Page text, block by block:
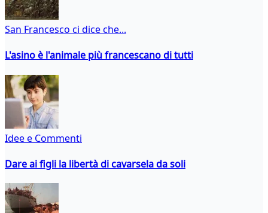
San Francesco ci dice che...
L'asino è l'animale più francescano di tutti
Idee e Commenti
Dare ai figli la libertà di cavarsela da soli